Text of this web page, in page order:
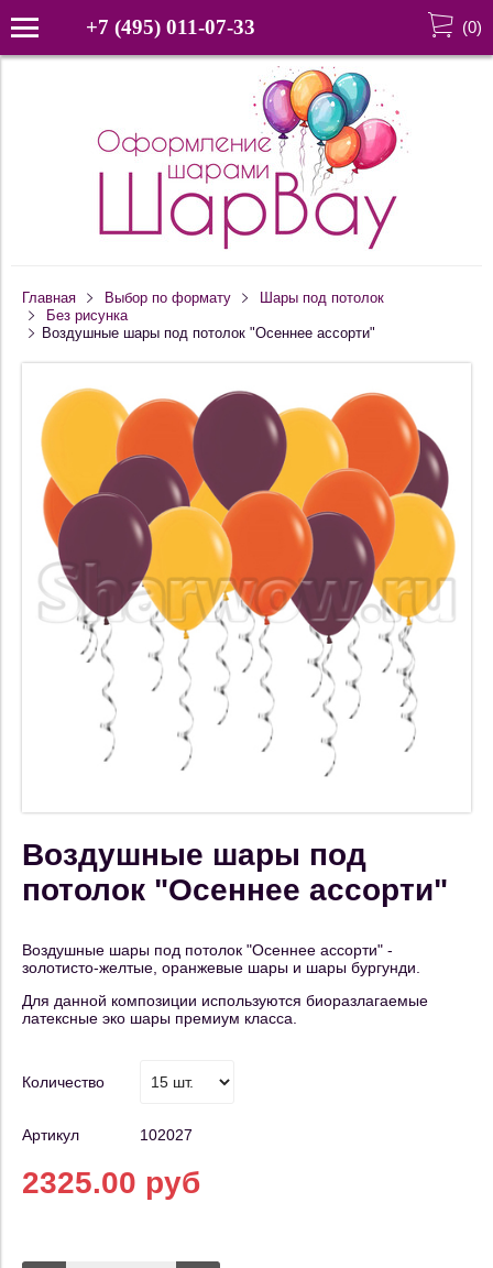
+7 (495) 011-07-33 (0)
Главная Выбор по формату
Шары под потолок
Без рисунка
Воздушные шары под потолок "Осеннее ассорти"
Воздушные шары под
потолок "Осеннее ассорти"
Воздушные шары под потолок "Осеннее ассорти" -
золотисто-желтые, оранжевые шары и шары бургунди.
Для данной композиции используются биоразлагаемые
латексные эко шары премиум класса.
Количество
Артикул 102027
2325.00 руб